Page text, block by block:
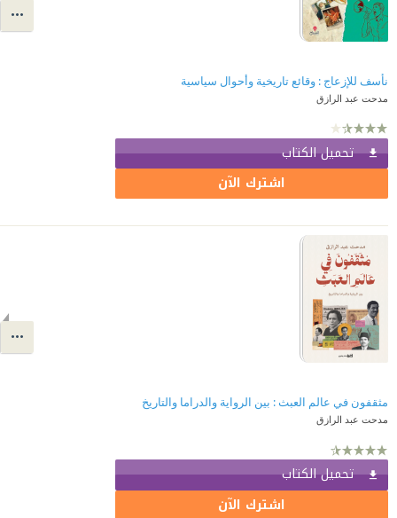
نأسف للإزعاج : وقائع تاريخية وأحوال سياسية
مدحت عبد الرازق
تحميل الكتاب
اشترك الآن
مثقفون في عالم العبث : بين الرواية والدراما والتاريخ
مدحت عبد الرازق
تحميل الكتاب
اشترك الآن